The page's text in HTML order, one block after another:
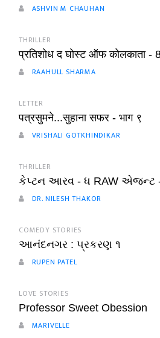
ASHVIN M CHAUHAN
THRILLER
प्रतिशोध द घोस्ट ऑफ कोलकाता -
RAAHULL SHARMA
LETTER
पत्रसुमने...सुहाना सफर - भाग ९
VRISHALI GOTKHINDIKAR
THRILLER
કેપ્ટન આરવ - ધ RAW એજન્ટ
DR. NILESH THAKOR
COMEDY STORIES
આનંદનગર : પ્રકરણ ૧
RUPEN PATEL
LOVE STORIES
Professor Sweet Obession
MARIVELLE